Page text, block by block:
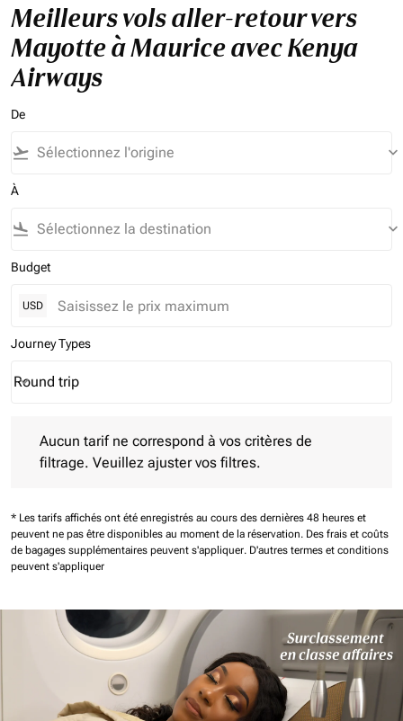
Meilleurs vols aller-retour vers
Mayotte à Maurice avec Kenya
Airways
De
flight_takeoff keyboard_arrow_down
À
flight_land keyboard_arrow_down
Budget
USD
Journey Types
Journey Types option Round trip Selected
Round trip
keyboard_arrow_down
Aucun tarif ne correspond à vos critères de
filtrage. Veuillez ajuster vos filtres.
* Les tarifs affichés ont été enregistrés au cours des dernières 48 heures et
peuvent ne pas être disponibles au moment de la réservation. Des frais et coûts
de bagages supplémentaires peuvent s'appliquer. D'autres termes et conditions
peuvent s'appliquer